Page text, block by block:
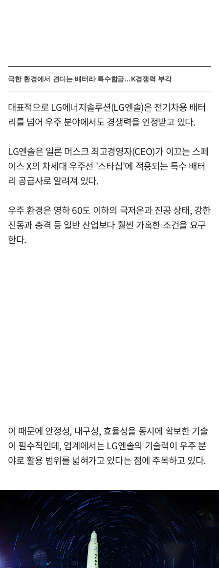
극한 환경에서 견디는 배터리·특수합금…K경쟁력 부각
대표적으로 LG에너지솔루션(LG엔솔)은 전기차용 배터
리를 넘어 우주 분야에서도 경쟁력을 인정받고 있다.
LG엔솔은 일론 머스크 최고경영자(CEO)가 이끄는 스페
이스 X의 차세대 우주선 '스타십'에 적용되는 특수 배터
리 공급사로 알려져 있다.
우주 환경은 영하 60도 이하의 극저온과 진공 상태, 강한
진동과 충격 등 일반 산업보다 훨씬 가혹한 조건을 요구
한다.
이 때문에 안정성, 내구성, 효율성을 동시에 확보한 기술
이 필수적인데, 업계에서는 LG엔솔의 기술력이 우주 분
야로 활용 범위를 넓혀가고 있다는 점에 주목하고 있다.